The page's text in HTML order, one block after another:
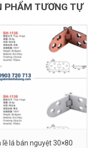
PHẨM TƯƠNG TỰ
lề lá bán nguyệt 30×80